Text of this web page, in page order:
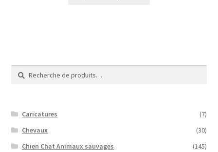
Recherche
pour :
Recherche
Caricatures
(7)
Chevaux
(30)
Chien Chat Animaux sauvages
(145)